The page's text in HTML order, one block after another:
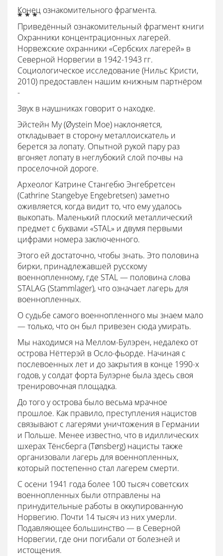
Конец ознакомительного фрагмента.
* * *
Приведённый ознакомительный фрагмент книги
Охранники концентрационных лагерей.
Норвежские охранники «Сербских лагерей» в
Северной Норвегии в 1942-1943 гг.
Социологическое исследование (Нильс Кристи,
2010) предоставлен нашим книжным партнёром
-
Звук в наушниках говорит о находке.
Эйстейн Му (Øystein Moe) наклоняется,
откладывает в сторону металлоискатель и
берется за лопату. Опытной рукой пару раз
вгоняет лопату в неглубокий слой почвы на
проселочной дороге.
Археолог Катрине Стангебю Энгебретсен
(Cathrine Stangebye Engebretsen) заметно
оживляется, когда видит то, что ему удалось
выкопать. Маленький плоский металлический
предмет с буквами «SТAL» и двумя первыми
цифрами номера заключенного.
Этого ей достаточно, чтобы знать. Это половина
бирки, принадлежавшей русскому
военнопленному, где STAL — половина слова
STALAG (Stammlager), что означает лагерь для
военнопленных.
О судьбе самого военнопленного мы знаем мало
— только, что он был привезен сюда умирать.
Мы находимся на Меллом-Булэрен, недалеко от
острова Нёттерэй в Осло-фьорде. Начиная с
послевоенных лет и до закрытия в конце 1990-х
годов, у солдат форта Булэрне была здесь своя
тренировочная площадка.
До того у острова было весьма мрачное
прошлое. Как правило, преступления нацистов
связывают с лагерями уничтожения в Германии
и Польше. Менее известно, что в идиллических
шхерах Тёнсберга (Tønsberg) нацисты также
организовали лагерь для военнопленных,
который постепенно стал лагерем смерти.
С осени 1941 года более 100 тысяч советских
военнопленных были отправлены на
принудительные работы в оккупированную
Норвегию. Почти 14 тысяч из них умерли.
Подавляющее большинство — в Северной
Норвегии, где они погибали от болезней и
истощения.